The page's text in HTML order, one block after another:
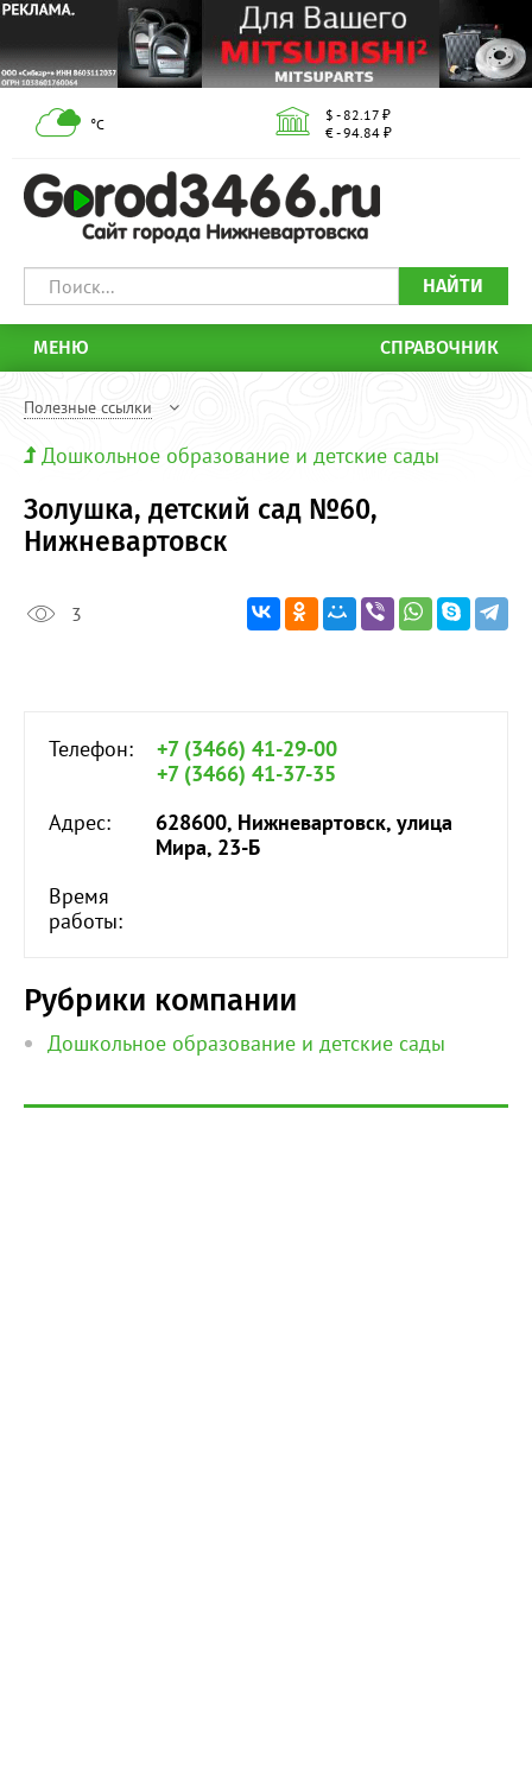
°С
$ - 82.17 ₽
€ - 94.84 ₽
НАЙТИ
МЕНЮ СПРАВОЧНИК
Полезные ссылки
Дошкольное образование и детские сады
Золушка, детский сад №60,
Нижневартовск
3
Телефон:
+7 (3466) 41-29-00
+7 (3466) 41-37-35
Адрес:
628600, Нижневартовск, улица
Мира, 23-Б
Время
работы:
Рубрики компании
Дошкольное образование и детские сады